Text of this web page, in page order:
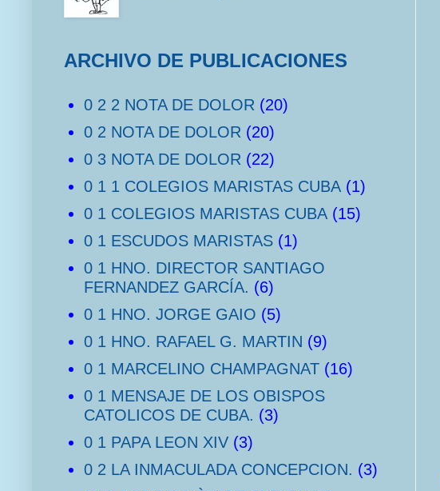
ARCHIVO DE PUBLICACIONES
0 2 2 NOTA DE DOLOR (20)
0 2 NOTA DE DOLOR (20)
0 3 NOTA DE DOLOR (22)
0 1 1 COLEGIOS MARISTAS CUBA (1)
0 1 COLEGIOS MARISTAS CUBA (15)
0 1 ESCUDOS MARISTAS (1)
0 1 HNO. DIRECTOR SANTIAGO
FERNANDEZ GARCÍA. (6)
0 1 HNO. JORGE GAIO (5)
0 1 HNO. RAFAEL G. MARTIN (9)
0 1 MARCELINO CHAMPAGNAT (16)
0 1 MENSAJE DE LOS OBISPOS
CATOLICOS DE CUBA. (3)
0 1 PAPA LEON XIV (3)
0 2 LA INMACULADA CONCEPCION. (3)